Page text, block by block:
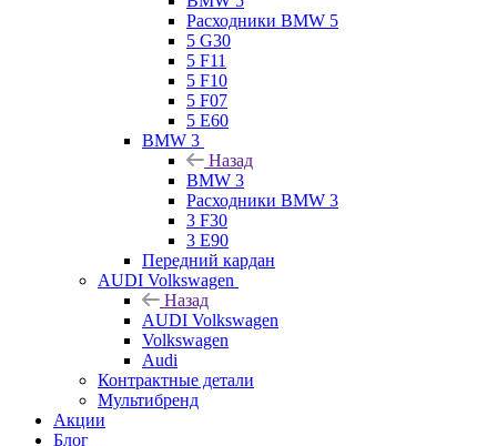
Расходники BMW 5
5 G30
5 F11
5 F10
5 F07
5 E60
BMW 3
Назад
BMW 3
Расходники BMW 3
3 F30
3 E90
Передний кардан
AUDI Volkswagen
Назад
AUDI Volkswagen
Volkswagen
Audi
Контрактные детали
Мультибренд
Акции
Блог